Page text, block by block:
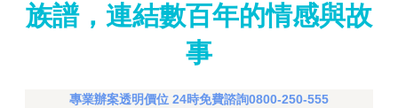
族譜，連結數百年的情感與故
事
專業辦案透明價位 24時免費諮詢0800-250-555